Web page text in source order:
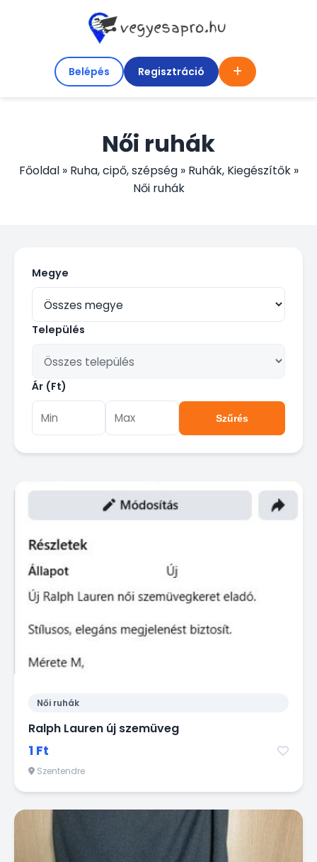
Belépés Regisztráció
Női ruhák
Főoldal» Ruha, cipő, szépség» Ruhák, Kiegészítők »
Női ruhák
Megye
Település
Ár (Ft)
Szűrés
Női ruhák
Ralph Lauren új szemüveg
1 Ft
Szentendre